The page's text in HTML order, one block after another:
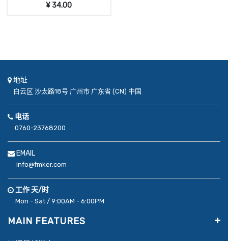
¥ 34.00
地址
白云区 沙太路18号 广州市 广东省 (CN) 中国
电话
0760-23768200
EMAIL
info@fmker.com
工作 天/时
Mon - Sat / 9:00AM - 6:00PM
MAIN FEATURES